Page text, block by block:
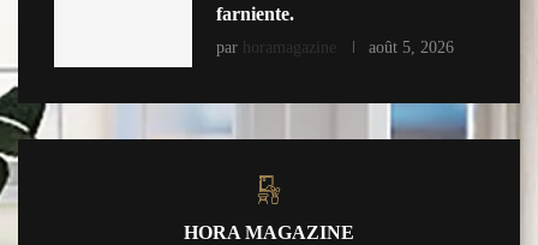
farniente.
par horamagazine août 5, 2026
HORA MAGAZINE